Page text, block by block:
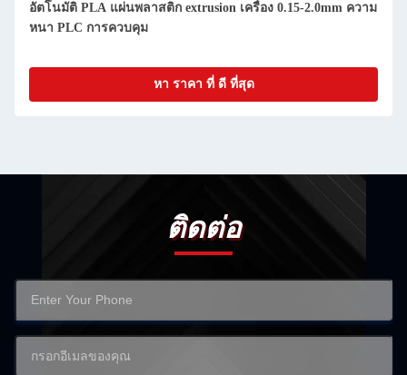
อัตโนมัติ PLA แผ่นพลาสติก extrusion เครื่อง 0.15-2.0mm ความ
หนา PLC การควบคุม
หา ราคา ที่ ดี ที่สุด
ติดต่อ